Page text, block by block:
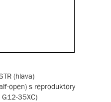
(hlava)
open) s reproduktory
G12-35XC)